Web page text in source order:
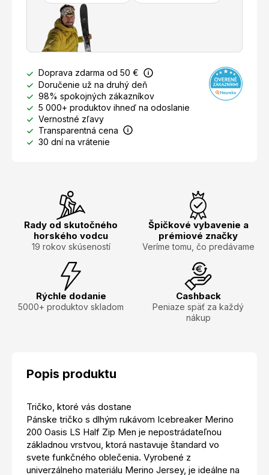
Doprava zdarma od 50 €
Doručenie už na druhý deň
98% spokojných zákazníkov
5 000+ produktov ihneď na odoslanie
Vernostné zľavy
Transparentná cena
30 dní na vrátenie
Rady od skutočného
horského vodcu
19 rokov skúseností
Špičkové vybavenie a
prémiové značky
Veríme tomu, čo predávame
Rýchle dodanie
5000+ produktov skladom
Cashback
Peniaze späť za každý
nákup
Popis produktu
Tričko, ktoré vás dostane
Pánske tričko s dlhým rukávom Icebreaker Merino
200 Oasis LS Half Zip Men je nepostrádateľnou
základnou vrstvou, ktorá nastavuje štandard vo
svete funkčného oblečenia. Vyrobené z
univerzálneho materiálu Merino Jersey, je ideálne na